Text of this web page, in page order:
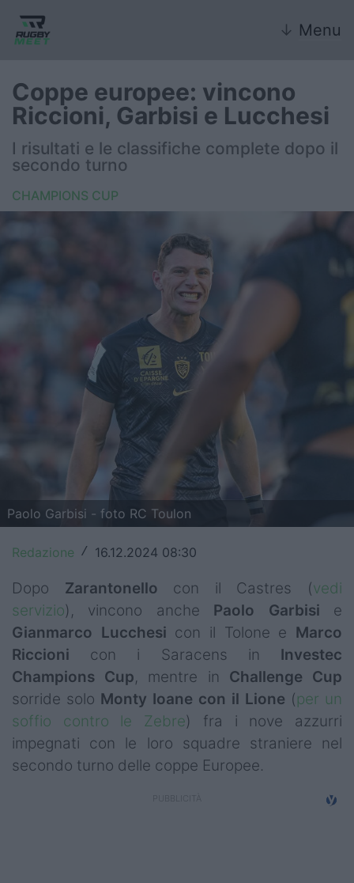
↓ Menu
Nazionali giovanili
Rugby Sevens
FIR
United Rugby Championship
Champions Cup
Challenge Cup
World Rugby
Rugby World Cup
Super Rugby
Rugby in TV
Mercato
Serie A Elite
Campionati
Serie A
Coppe europee: vincono
Riccioni, Garbisi e Lucchesi
I risultati e le classifiche complete dopo il
secondo turno
CHAMPIONS CUP
Paolo Garbisi - foto RC Toulon
Redazione / 16.12.2024 08:30
Dopo Zarantonello con il Castres (vedi
servizio), vincono anche Paolo Garbisi e
Gianmarco Lucchesi con il Tolone e Marco
Riccioni con i Saracens in Investec
Champions Cup, mentre in Challenge Cup
sorride solo Monty Ioane con il Lione (per un
soffio contro le Zebre) fra i nove azzurri
impegnati con le loro squadre straniere nel
secondo turno delle coppe Europee.